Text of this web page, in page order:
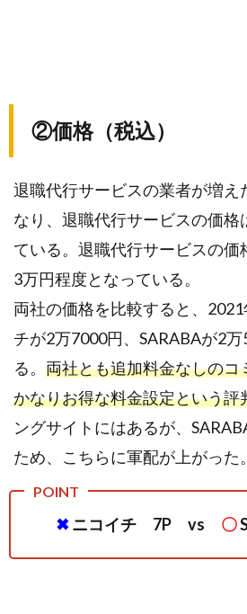
年
数
7.
⑦
組
織
働
組
合
民
間)
8.
⑧JRAA
サ
②価格（税込）
退職代行サービスの業者が増え
なり、退職代行サービスの価格
ている。退職代行サービスの価
3万円程度となっている。
両社の価格を比較すると、
チが2万7000円、SARABAが2
る。 両社とも追加料金なしのコ
かなりお得な料金設定という評
ングサイトにはあるが、
ため、こちらに軍配が上がった。
✖ニコイチ 7P vs 〇